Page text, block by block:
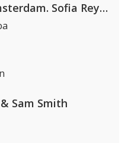
Kris Kross Amsterdam. Sofia Reyes & Tinie Tempah
Sam Smith